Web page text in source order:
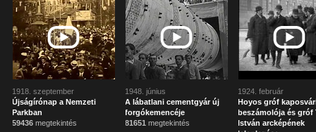
1918. szeptember
Újságírónap a Nemzeti
Parkban
59436 megtekintés
1948. június
A lábatlani cementgyár új
forgókemencéje
81651 megtekintés
1924. február
Hoyos gróf
beszámolója és gróf
István arcképének